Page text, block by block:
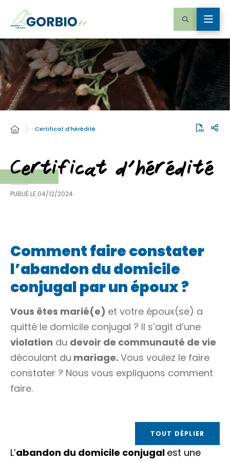
Certificat d’hérédité
Certificat d’hérédité
PUBLIÉ LE 04/12/2024
Comment faire constater
l’abandon du domicile
conjugal par un époux ?
Vous êtes marié(e) et votre époux(se) a
quitté le domicile conjugal ? Il s’agit d’une
violation du devoir de communauté de vie
découlant du mariage. Vous voulez le faire
constater ? Nous vous expliquons comment
faire.
TOUT DÉPLIER
L’abandon du domicile conjugal est une